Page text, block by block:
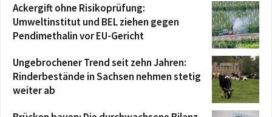
Ackergift ohne Risikoprüfung:
Umweltinstitut und BEL ziehen gegen
Pendimethalin vor EU-Gericht
Ungebrochener Trend seit zehn Jahren:
Rinderbestände in Sachsen nehmen stetig
weiter ab